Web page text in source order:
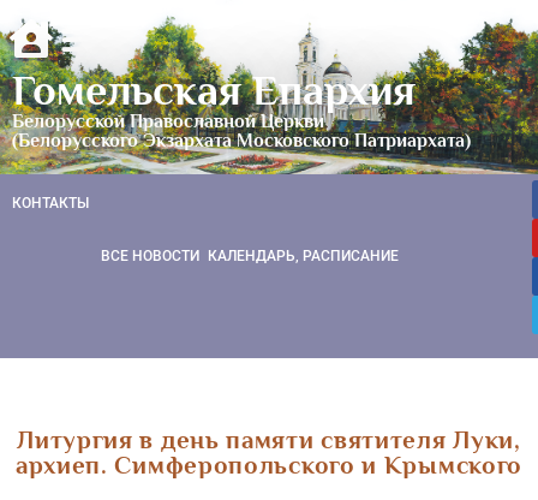
Гомельская Епархия
Белорусской Православной Церкви
(Белорусского Экзархата Московского Патриархата)
КОНТАКТЫ
ВСЕ НОВОСТИ КАЛЕНДАРЬ, РАСПИСАНИЕ
Литургия в день памяти святителя Луки,
архиеп. Симферопольского и Крымского